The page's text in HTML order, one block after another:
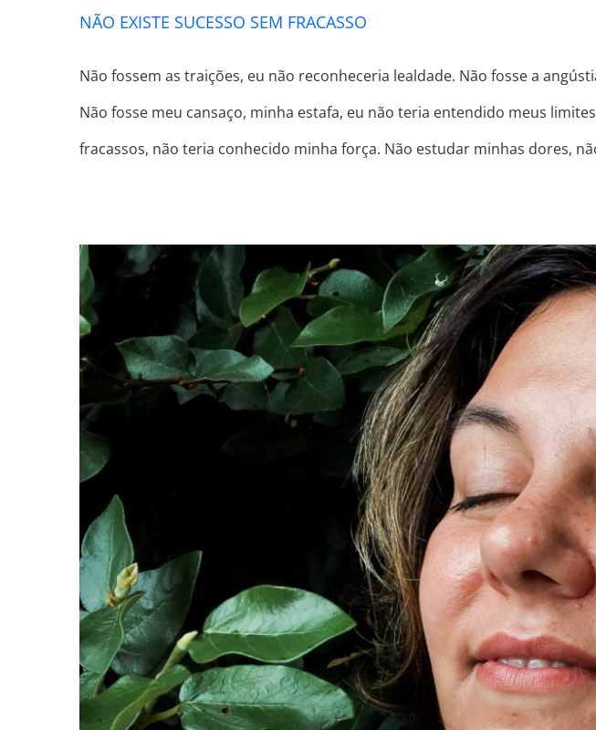
NÃO EXISTE SUCESSO SEM FRACASSO
Não fossem as traições, eu não reconheceria lealdade. Não fosse a
Não fosse meu cansaço, minha estafa, eu não teria entendido meus
fracassos, não teria conhecido minha força. Não estudar minhas dores,
POR ANOS ACHEI QUE